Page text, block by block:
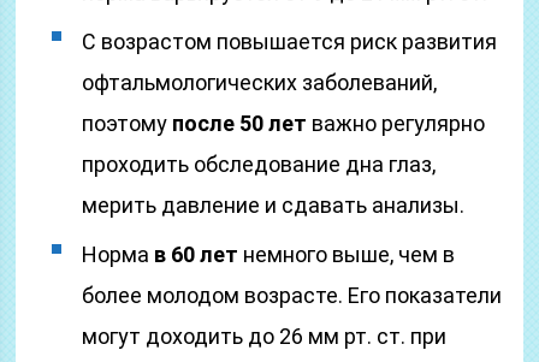
С возрастом повышается риск развития
офтальмологических заболеваний,
поэтому после 50 лет важно регулярно
проходить обследование дна глаз,
мерить давление и сдавать анализы.
Норма в 60 лет немного выше, чем в
более молодом возрасте. Его показатели
могут доходить до 26 мм рт. ст. при